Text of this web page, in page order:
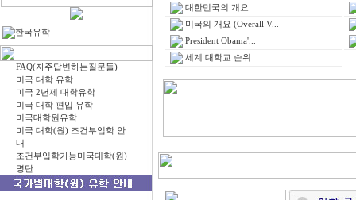
FAQ(자주답변하는질문들)
미국 대학 유학
미국 2년제 대학유학
미국 대학 편입 유학
미국대학원유학
미국 대학(원) 조건부입학 안
내
조건부입학가능미국대학(원)
명단
대한민국의 개요
미국의 개요 (Overall V...
President Obama'...
세계 대학교 순위